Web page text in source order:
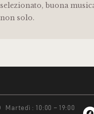
selezionato, buona
non solo.
Martedì : 10:00 – 19:00